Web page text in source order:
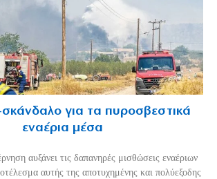
σκάνδαλο για τα πυροσβεστικά
εναέρια μέσα
αυξάνει τις δαπανηρές μισθώσεις εναέριων
αυτής της αποτυχημένης και πολύεξοδης